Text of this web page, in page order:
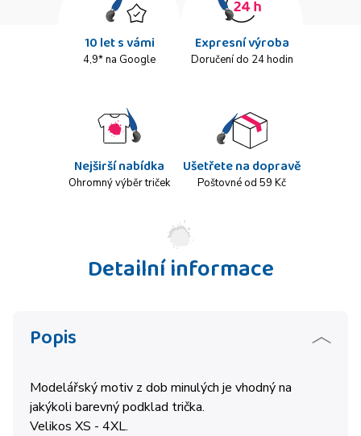
10 let s vámi
4,9* na Google
Expresní výroba
Doručení do 24 hodin
Nejširší nabídka
Ohromný výběr triček
Ušetřete na dopravě
Poštovné od 59 Kč
Detailní informace
Popis
Modelářský motiv z dob minulých je vhodný na
jakýkoli barevný podklad trička.
Velikos XS - 4XL.